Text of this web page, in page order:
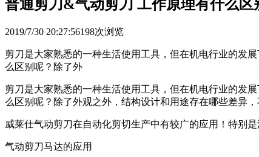
普通剪刀&气动剪刀 工作原理有什么区
2019/7/30 20:27:56198次浏览
剪刀是大家熟悉的一种生活使用工具，但在机电行业的发
么区别呢？除了外
剪刀是大家熟悉的一种生活使用工具，但在机电行业的发
么区别呢？除了外观之外，结构设计和用途存在哪些差异，
威莱仕气动剪刀在自动化剪切生产中有较广的应用！特别
气动剪刀马达的应用